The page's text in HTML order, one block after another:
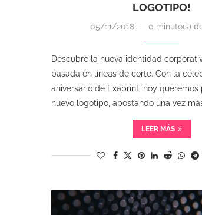
LOGOTIPO!
05/11/2018 0 minuto(s)
Descubre la nueva identidad
basada en líneas de corte. Con la
aniversario de Exaprint, hoy queremos
nuevo logotipo, apostando una vez
LEER MÁS